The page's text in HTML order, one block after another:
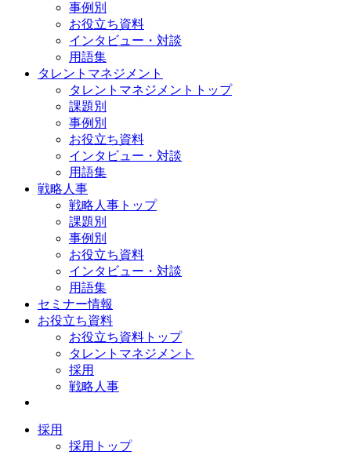
事例別
お役立ち資料
インタビュー・対談
用語集
タレントマネジメント
タレントマネジメントトップ
課題別
事例別
お役立ち資料
インタビュー・対談
用語集
戦略人事
戦略人事トップ
課題別
事例別
お役立ち資料
インタビュー・対談
用語集
セミナー情報
お役立ち資料
お役立ち資料トップ
タレントマネジメント
採用
戦略人事
採用
採用トップ